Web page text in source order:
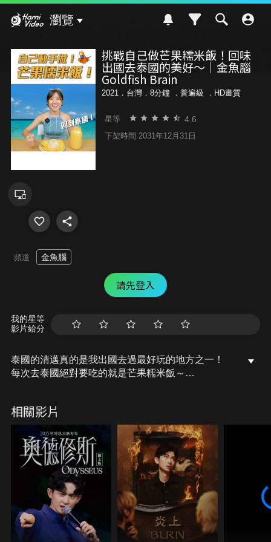
瀏覽
挑戰自己做芒果糯米飯！回味
出國去泰國的美好～｜金魚腦
Goldfish Brain
2021．台灣．8分鐘 ． 普遍級 ．HD畫質
星等 4.6
下架時間 2031年12月31日
頻道 金魚腦
請先登入
我的星等
影片給分
泰國的清邁真的是我出國去過最好玩的地方之一！
每次去泰國絕對要吃的就是芒果糯米飯～
要自己動手來做芒果糯米飯～
廚神阿金到底會不會成功呢～？
相關影片